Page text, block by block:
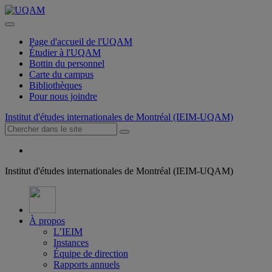
Page d'accueil de l'UQAM
Étudier à l'UQAM
Bottin du personnel
Carte du campus
Bibliothèques
Pour nous joindre
Institut d'études internationales de Montréal (IEIM-UQAM)
Institut d'études internationales de Montréal (IEIM-UQAM)
À propos
L’IEIM
Instances
Équipe de direction
Rapports annuels